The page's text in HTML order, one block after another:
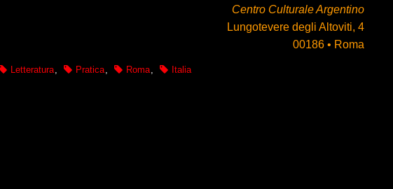
Centro Culturale Argentino
Lungotevere degli Altoviti, 4
00186 • Roma
Letteratura, Pratica, Roma, Italia